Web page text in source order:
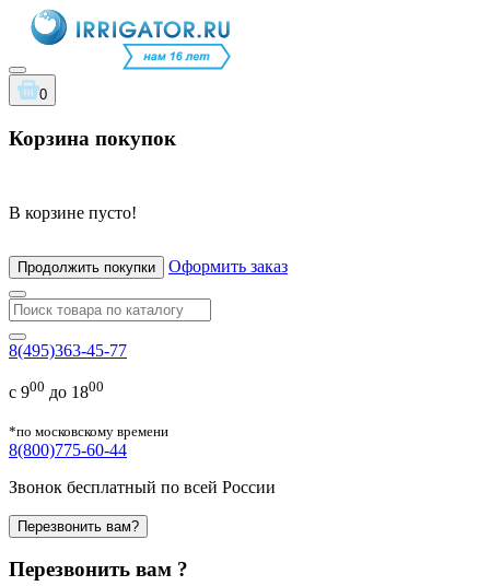
0
Корзина покупок
В корзине пусто!
Продолжить покупки Оформить заказ
8(495)363-45-77
с 900 до 1800
*по московскому времени
8(800)775-60-44
Звонок бесплатный по всей России
Перезвонить вам?
Перезвонить вам ?